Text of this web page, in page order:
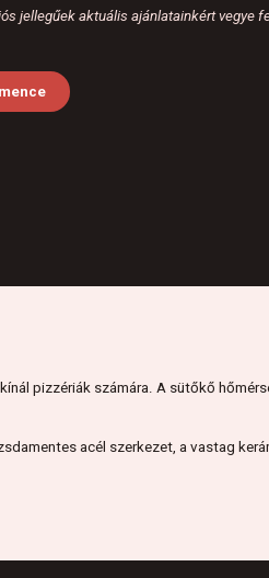
jellegűek aktuális ajánlatainkért vegye
pizzériák számára. A sütőkő
acél szerkezet, a vastag